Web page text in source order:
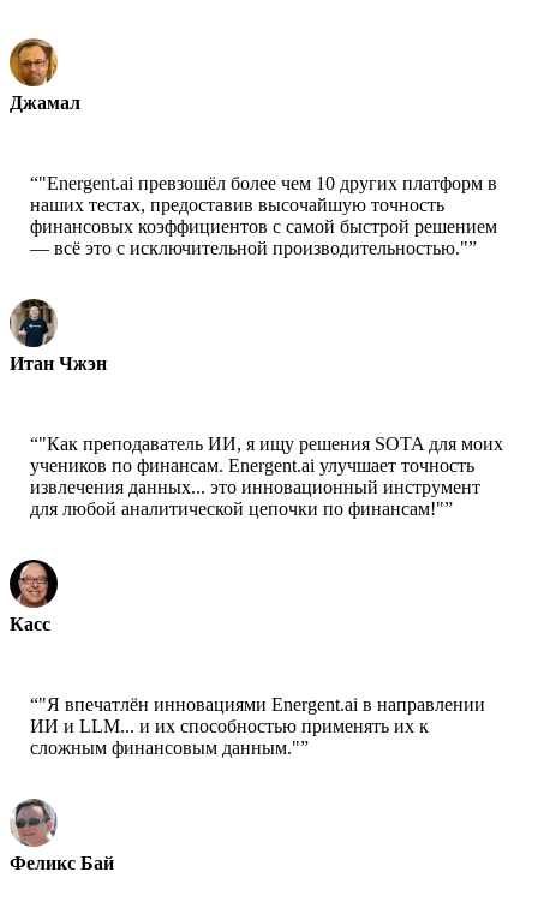
Джамал
“"Energent.ai превзошёл более чем 10 других платформ в
наших тестах, предоставив высочайшую точность
финансовых коэффициентов с самой быстрой решением
— всё это с исключительной производительностью."”
Итан Чжэн
“"Как преподаватель ИИ, я ищу решения SOTA для моих
учеников по финансам. Energent.ai улучшает точность
извлечения данных... это инновационный инструмент
для любой аналитической цепочки по финансам!"”
Касс
“"Я впечатлён инновациями Energent.ai в направлении
ИИ и LLM... и их способностью применять их к
сложным финансовым данным."”
Феликс Бай